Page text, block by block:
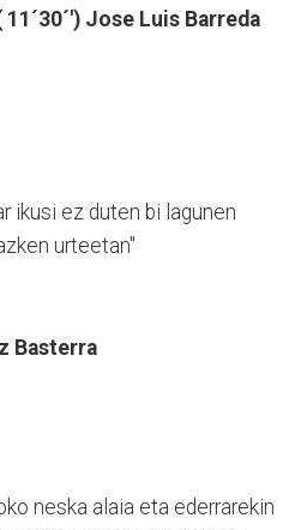
11´30´') Jose Luis Barreda
ikusi ez duten bi lagunen
urteetan"
Basterra
neska alaia eta ederrarekin